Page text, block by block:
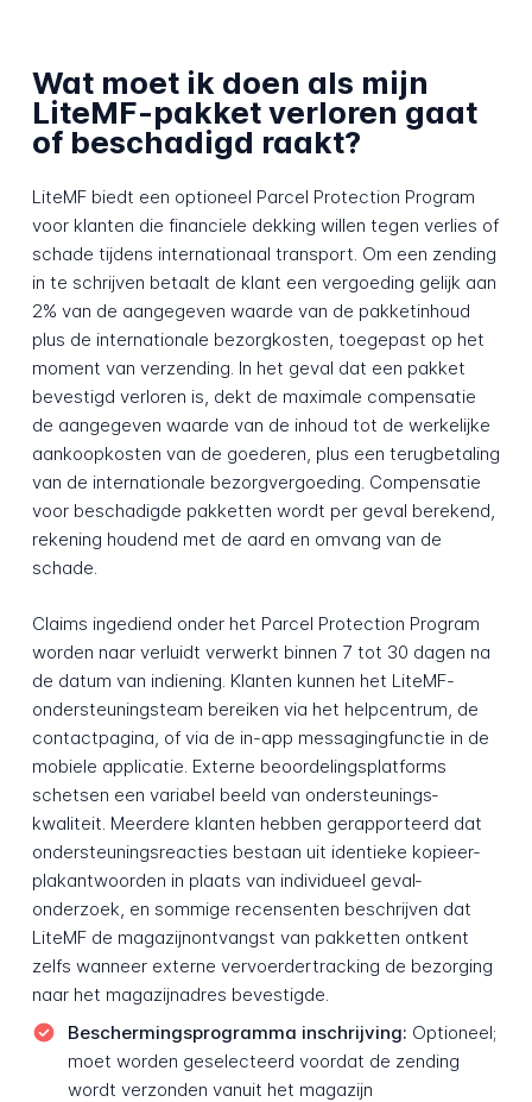
Wat moet ik doen als mijn
LiteMF-pakket verloren gaat
of beschadigd raakt?
LiteMF biedt een optioneel Parcel Protection Program
voor klanten die financiele dekking willen tegen verlies of
schade tijdens internationaal transport. Om een zending
in te schrijven betaalt de klant een vergoeding gelijk aan
2% van de aangegeven waarde van de pakket­inhoud
plus de internationale bezorg­kosten, toegepast op het
moment van verzending. In het geval dat een pakket
bevestigd verloren is, dekt de maximale compensatie
de aangegeven waarde van de inhoud tot de werkelijke
aankoopkosten van de goederen, plus een terugbetaling
van de internationale bezorg­vergoeding. Compensatie
voor beschadigde pakketten wordt per geval berekend,
rekening houdend met de aard en omvang van de
schade.
Claims ingediend onder het Parcel Protection Program
worden naar verluidt verwerkt binnen 7 tot 30 dagen na
de datum van indiening. Klanten kunnen het LiteMF-
ondersteunings­team bereiken via het helpcentrum, de
contact­pagina, of via de in-app messaging­functie in de
mobiele applicatie. Externe beoordelings­platforms
schetsen een variabel beeld van ondersteunings­
kwaliteit. Meerdere klanten hebben gerapporteerd dat
ondersteunings­reacties bestaan uit identieke kopieer-
plak­antwoorden in plaats van individueel geval­
onderzoek, en sommige recensenten beschrijven dat
LiteMF de magazijn­ontvangst van pakketten ontkent
zelfs wanneer externe vervoerder­tracking de bezorging
naar het magazijnadres bevestigde.
Beschermings­programma inschrijving: Optioneel;
moet worden geselecteerd voordat de zending
wordt verzonden vanuit het magazijn